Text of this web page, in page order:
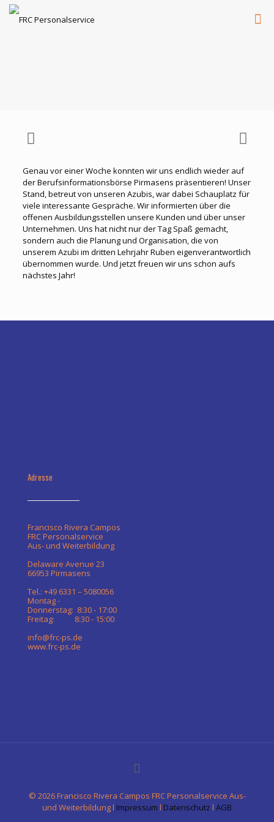
Genau vor einer Woche konnten wir uns endlich wieder auf
der Berufsinformationsbörse Pirmasens präsentieren! Unser
Stand, betreut von unseren Azubis, war dabei Schauplatz für
viele interessante Gespräche. Wir informierten über die
offenen Ausbildungsstellen unsere Kunden und über unser
Unternehmen. Uns hat nicht nur der Tag Spaß gemacht,
sondern auch die Planung und Organisation, die von
unserem Azubi im dritten Lehrjahr Ruben eigenverantwortlich
übernommen wurde. Und jetzt freuen wir uns schon aufs
nächstes Jahr!
Adresse
Francisco Rivera Campos
FRC Personalservice
Aus- und Weiterbildung
Delaware Avenue 23
66953 Pirmasens
Tel.: +49 6331 – 5080056
Montag -
Donnerstag: 8:30 - 17:00
Freitag: 8:30 - 15:00
info@frc-ps.de
www.frc-ps.de
© 2026 Francisco Rivera Campos FRC Personalservice Aus-
und Weiterbildung l Impressum l Datenschutz l AGB